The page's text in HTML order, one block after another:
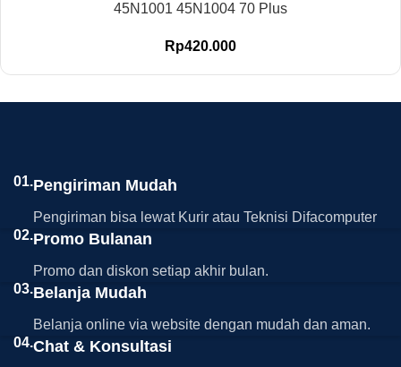
45N1001 45N1004 70 Plus
Rp420.000
01.Pengiriman Mudah
Pengiriman bisa lewat Kurir atau Teknisi Difacomputer
02.Promo Bulanan
Promo dan diskon setiap akhir bulan.
03.Belanja Mudah
Belanja online via website dengan mudah dan aman.
04.Chat & Konsultasi